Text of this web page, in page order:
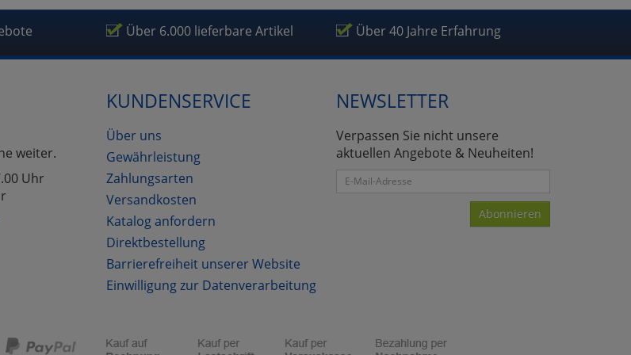
Über 6.000 lieferbare Artikel Über 40 Jahre Erfahrung
weiter.
Uhr
KUNDENSERVICE
Über uns
Gewährleistung
Zahlungsarten
Versandkosten
Katalog anfordern
Direktbestellung
Barrierefreiheit unserer Website
Einwilligung zur Datenverarbeitung
NEWSLETTER
Verpassen Sie nicht unsere
aktuellen Angebote & Neuheiten!
Abonnieren
zurückzu Haupptseite Zustimmung Datenverarbeitung (Seitenende)